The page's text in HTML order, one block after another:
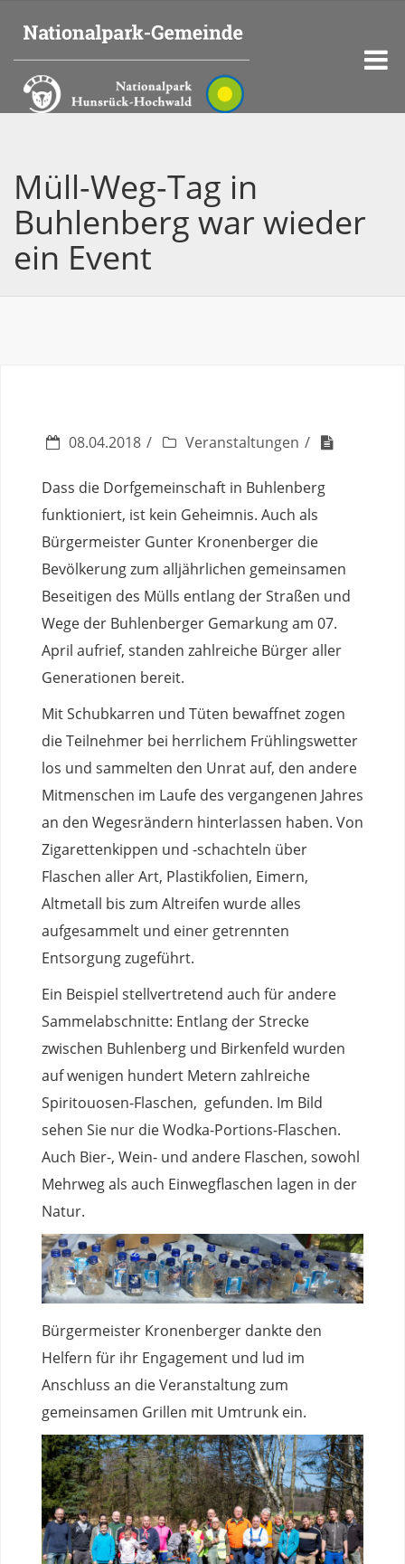
Müll-Weg-Tag in
Buhlenberg war wieder
ein Event
08.04.2018 Veranstaltungen
Dass die Dorfgemeinschaft in Buhlenberg
funktioniert, ist kein Geheimnis. Auch als
Bürgermeister Gunter Kronenberger die
Bevölkerung zum alljährlichen gemeinsamen
Beseitigen des Mülls entlang der Straßen und
Wege der Buhlenberger Gemarkung am 07.
April aufrief, standen zahlreiche Bürger aller
Generationen bereit.
Mit Schubkarren und Tüten bewaffnet zogen
die Teilnehmer bei herrlichem Frühlingswetter
los und sammelten den Unrat auf, den andere
Mitmenschen im Laufe des vergangenen Jahres
an den Wegesrändern hinterlassen haben. Von
Zigarettenkippen und -schachteln über
Flaschen aller Art, Plastikfolien, Eimern,
Altmetall bis zum Altreifen wurde alles
aufgesammelt und einer getrennten
Entsorgung zugeführt.
Ein Beispiel stellvertretend auch für andere
Sammelabschnitte: Entlang der Strecke
zwischen Buhlenberg und Birkenfeld wurden
auf wenigen hundert Metern zahlreiche
Spiritouosen-Flaschen, gefunden. Im Bild
sehen Sie nur die Wodka-Portions-Flaschen.
Auch Bier-, Wein- und andere Flaschen, sowohl
Mehrweg als auch Einwegflaschen lagen in der
Natur.
Bürgermeister Kronenberger dankte den
Helfern für ihr Engagement und lud im
Anschluss an die Veranstaltung zum
gemeinsamen Grillen mit Umtrunk ein.